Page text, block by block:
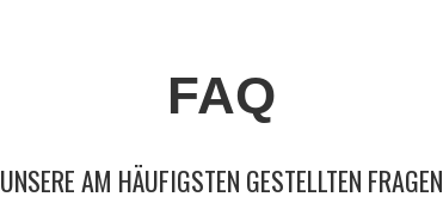
FAQ
UNSERE AM HÄUFIGSTEN GESTELLTEN FRAGEN